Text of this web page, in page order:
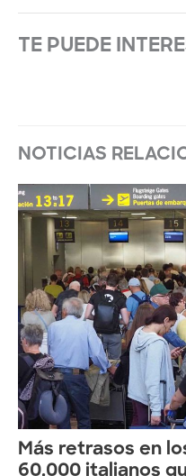
TE PUEDE
NOTICIAS
Más retrasos en
60.000 italianos